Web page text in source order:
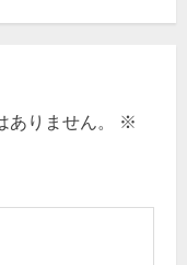
りません。
※